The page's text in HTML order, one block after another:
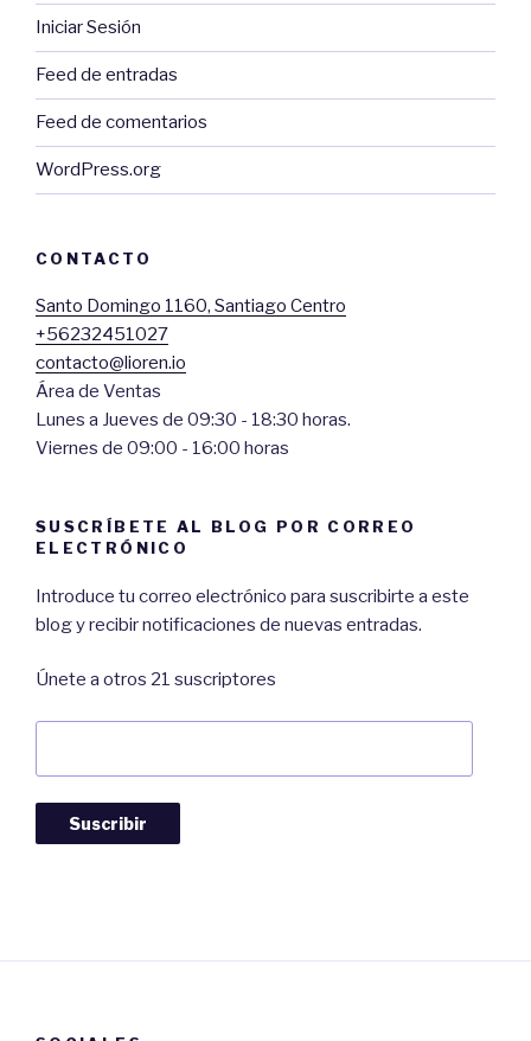
Iniciar Sesión
Feed de entradas
Feed de comentarios
WordPress.org
CONTACTO
Santo Domingo 1160, Santiago Centro
+56232451027
contacto@lioren.io
Área de Ventas
Lunes a Jueves de 09:30 - 18:30 horas.
Viernes de 09:00 - 16:00 horas
SUSCRÍBETE AL BLOG POR CORREO
ELECTRÓNICO
Introduce tu correo electrónico para suscribirte a este
blog y recibir notificaciones de nuevas entradas.
Únete a otros 21 suscriptores
Suscribir